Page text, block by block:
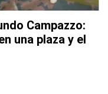
Campazzo:
una plaza y el